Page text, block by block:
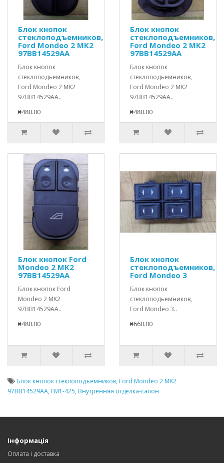
Блок кнопок
стеклоподъемников,
Ford Mondeo 2 MK2
97BB14529AA
Блок кнопок
стеклоподъемников,
Ford Mondeo 2 MK2
97BB14529AA..
₴480.00
Блок кнопок
стеклоподъемников,
Ford Mondeo 2 MK2
97BB14529AA
Блок кнопок
стеклоподъемников,
Ford Mondeo 2 MK2
97BB14529AA..
₴480.00
Блок кнопок Ford
Mondeo 2 MK2
97BB14529AA
Блок кнопок Ford
Mondeo 2 MK2
97BB14529AA..
₴480.00
Блок кнопок
стеклоподъемников,
Ford Mondeo 3
Блок кнопок
стеклоподъемников,
Ford Mondeo 3..
₴660.00
Блок кнопок стеклоподъемников, Ford Mondeo 2 MK2
97BB14529AA, FM1-425, Внутренняя отделка-салон
Інформація
Оплата і доставка